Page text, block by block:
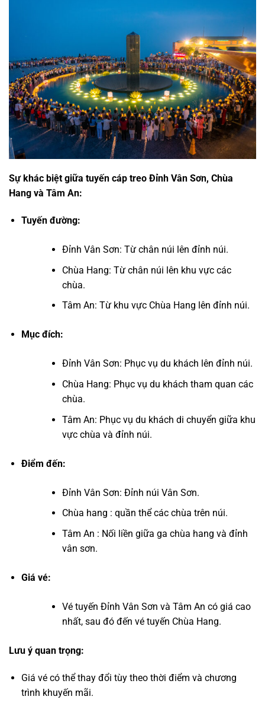
Sự khác biệt giữa tuyến cáp treo Đỉnh Vân Sơn, Chùa
Hang và Tâm An:
Tuyến đường:
Đỉnh Vân Sơn: Từ chân núi lên đỉnh núi.
Chùa Hang: Từ chân núi lên khu vực các
chùa.
Tâm An: Từ khu vực Chùa Hang lên đỉnh núi.
Mục đích:
Đỉnh Vân Sơn: Phục vụ du khách lên đỉnh núi.
Chùa Hang: Phục vụ du khách tham quan các
chùa.
Tâm An: Phục vụ du khách di chuyển giữa khu
vực chùa và đỉnh núi.
Điểm đến:
Đỉnh Vân Sơn: Đỉnh núi Vân Sơn.
Chùa hang : quần thể các chùa trên núi.
Tâm An : Nối liền giữa ga chùa hang và đỉnh
vân sơn.
Giá vé:
Vé tuyến Đỉnh Vân Sơn và Tâm An có giá cao
nhất, sau đó đến vé tuyến Chùa Hang.
Lưu ý quan trọng:
Giá vé có thể thay đổi tùy theo thời điểm và chương
trình khuyến mãi.